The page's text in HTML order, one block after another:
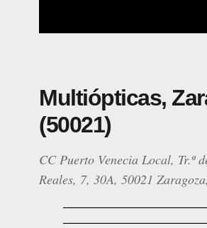
Multiópticas,
(50021)
CC Puerto Venecia Local, Tr.ª
Reales, 7, 30A, 50021